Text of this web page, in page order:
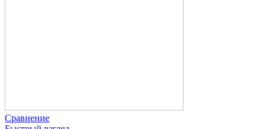
Сравнение